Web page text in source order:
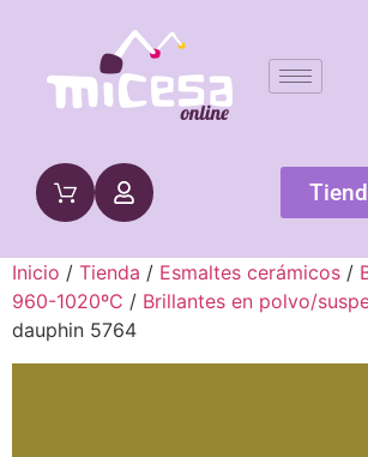
Inicio / Tienda / Esmaltes cerámicos /
960-1020ºC / Brillantes en polvo/
dauphin 5764